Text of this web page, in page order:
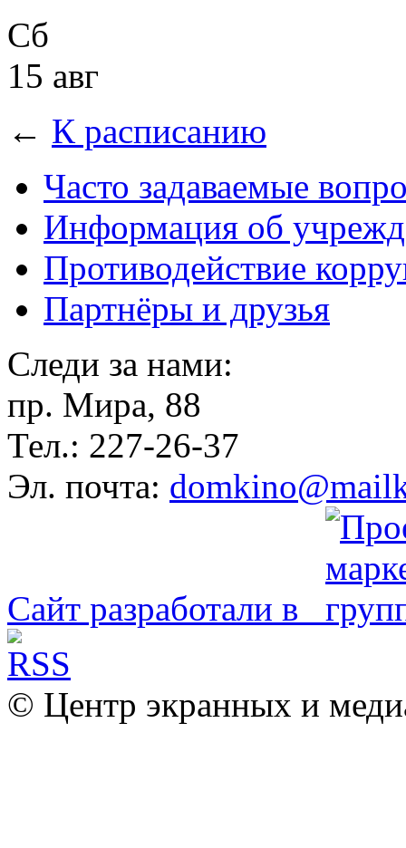
Сб
15 авг
← К расписанию
Часто задаваемые
Информация об
Противодействие
Партнёры и друзья
Следи за нами:
пр. Мира, 88
Тел.: 227-26-37
Эл. почта:
Сайт разработали в
© Центр экранных и